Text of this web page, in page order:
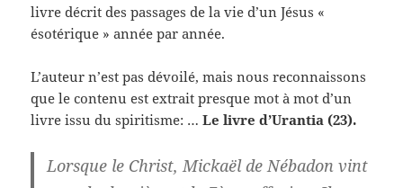
livre décrit des passages de la vie d’un Jésus «
ésotérique » année par année.
L’auteur n’est pas dévoilé, mais nous reconnaissons
que le contenu est extrait presque mot à mot d’un
livre issu du spiritisme: … Le livre d’Urantia (23).
Lorsque le Christ, Mickaël de Nébadon vint